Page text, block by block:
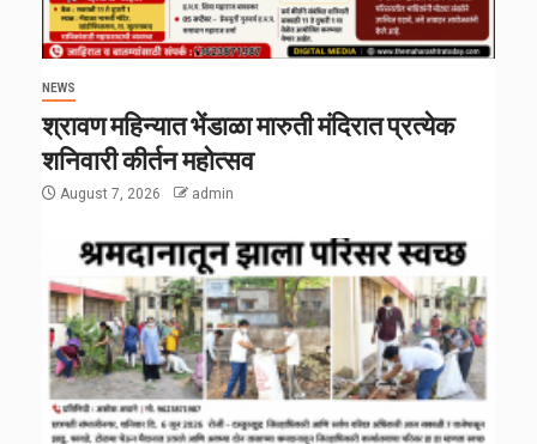
NEWS
श्रावण महिन्यात भेंडाळा मारुती मंदिरात प्रत्येक
शनिवारी कीर्तन महोत्सव
August 7, 2026 admin